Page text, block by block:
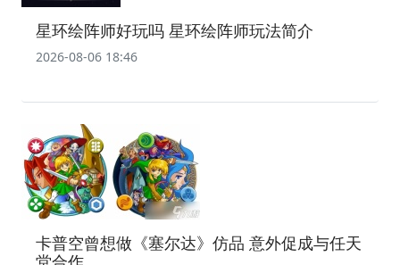
星环绘阵师好玩吗 星环绘阵师玩法简介
2026-08-06 18:46
卡普空曾想做《塞尔达》仿品 意外促成与任天